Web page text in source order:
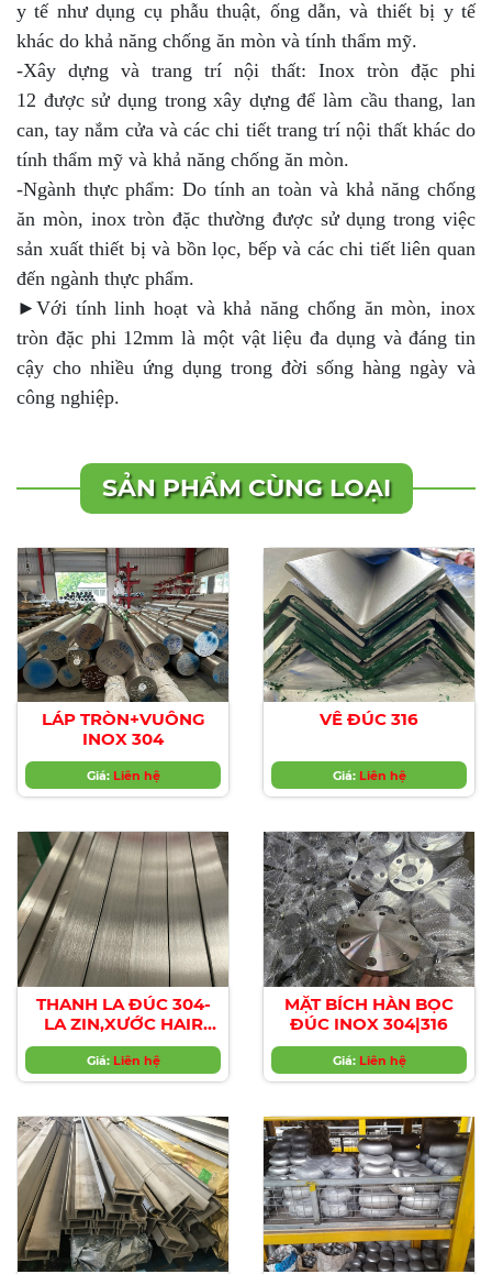
y tế như dụng cụ phẫu thuật, ống dẫn, và thiết bị y tế
khác do khả năng chống ăn mòn và tính thẩm mỹ.
-Xây dựng và trang trí nội thất: Inox tròn đặc phi
12 được sử dụng trong xây dựng để làm cầu thang, lan
can, tay nắm cửa và các chi tiết trang trí nội thất khác do
tính thẩm mỹ và khả năng chống ăn mòn.
-Ngành thực phẩm: Do tính an toàn và khả năng chống
ăn mòn, inox tròn đặc thường được sử dụng trong việc
sản xuất thiết bị và bồn lọc, bếp và các chi tiết liên quan
đến ngành thực phẩm.
►Với tính linh hoạt và khả năng chống ăn mòn, inox
tròn đặc phi 12mm là một vật liệu đa dụng và đáng tin
cậy cho nhiều ứng dụng trong đời sống hàng ngày và
công nghiệp.
SẢN PHẨM CÙNG LOẠI
LÁP TRÒN+VUÔNG
INOX 304
Giá: Liên hệ
VÊ ĐÚC 316
Giá: Liên hệ
THANH LA ĐÚC 304-
LA ZIN,XƯỚC HAIR
LINE/No.1
Giá: Liên hệ
MẶT BÍCH HÀN BỌC
ĐÚC INOX 304|316
Giá: Liên hệ